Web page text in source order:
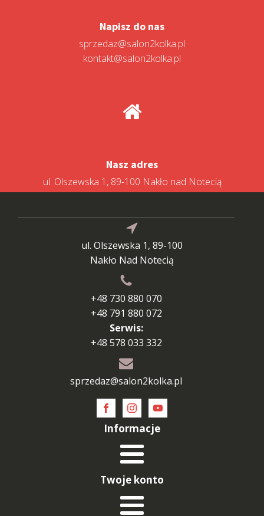
Napisz do nas
sprzedaz@salon2kolka.pl
kontakt@salon2kolka.pl
Nasz adres
ul. Olszewska 1, 89-100 Nakło nad Notecią
ul. Olszewska 1, 89-100
Nakło Nad Notecią
+48 730 880 070
+48 791 880 072
Serwis:
+48 578 033 332
sprzedaz@salon2kolka.pl
Informacje
Twoje konto